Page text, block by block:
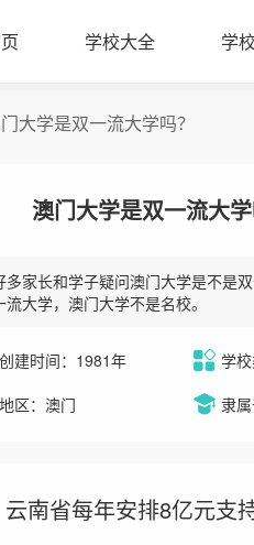
学校大全 学
大学是双一流大学吗？
澳门大学是双一流大
多家长和学子疑问澳门大学是不是
流大学，澳门大学不是名校。
创建时间：1981年 学
地区：澳门
隶
云南省每年安排8亿元支